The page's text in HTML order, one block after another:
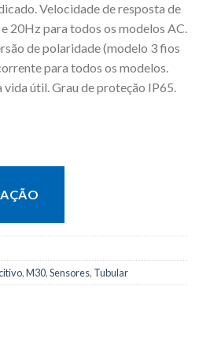
Velocidade de resposta de
20Hz para todos os modelos AC.
de polaridade (modelo 3 fios
para todos os modelos.
útil. Grau de proteção IP65.
,M30,Sensores, Tubular